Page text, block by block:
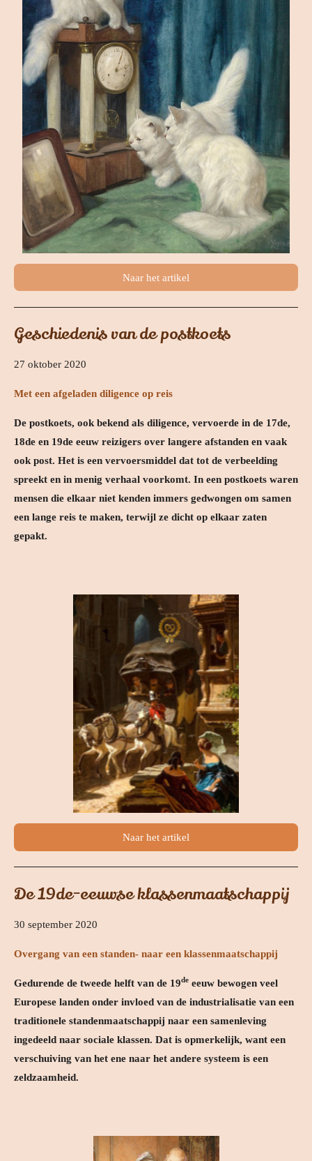
Naar het artikel
Geschiedenis van de postkoets
27 oktober 2020
Met een afgeladen diligence op reis
De postkoets, ook bekend als diligence, vervoerde in de 17de,
18de en 19de eeuw reizigers over langere afstanden en vaak
ook post. Het is een vervoersmiddel dat tot de verbeelding
spreekt en in menig verhaal voorkomt. In een postkoets waren
mensen die elkaar niet kenden immers gedwongen om samen
een lange reis te maken, terwijl ze dicht op elkaar zaten
gepakt.
Naar het artikel
De 19de-eeuwse klassenmaatschappij
30 september 2020
Overgang van een standen- naar een klassenmaatschappij
Gedurende de tweede helft van de 19de eeuw bewogen veel
Europese landen onder invloed van de industrialisatie van een
traditionele standenmaatschappij naar een samenleving
ingedeeld naar sociale klassen. Dat is opmerkelijk, want een
verschuiving van het ene naar het andere systeem is een
zeldzaamheid.